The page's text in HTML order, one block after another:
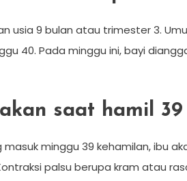
usia 9 bulan atau trimester 3.
40. Pada minggu ini, bayi
saat hamil
minggu 39 kehamilan, ibu
palsu berupa kram atau